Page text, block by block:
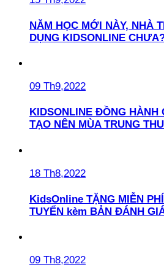
NĂM HỌC MỚI NÀY, NHÀ
DỤNG KIDSONLINE
09 Th9,2022
KIDSONLINE ĐỒNG HÀNH
TẠO NÊN MÙA TRUNG
18 Th8,2022
KidsOnline TẶNG MIỄN
TUYẾN kèm BẢN ĐÁNH
09 Th8,2022